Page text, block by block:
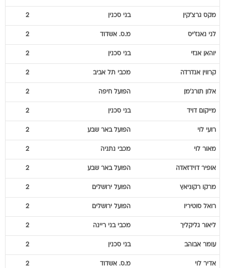
מקס גרצ'קין בני סכנין 2
לני נאנז'יס מ.ס. אשדוד 2
יוהאן אנזי בני סכנין 2
קרווין אנדרדה מכבי תל אביב 2
אלון תורג'מן הפועל חיפה 2
מייקום דויד בני סכנין 2
רועי לוי הפועל באר שבע 2
מאור לוי מכבי נתניה 2
אופיר דוידזאדה הפועל באר שבע 2
מרקו רקוניאץ הפועל ירושלים 2
רואל סוטיריו הפועל ירושלים 2
ליאור גליקליך מכבי בני ריינה 2
עומר אבוהב בני סכנין 2
אדיר לוי מ.ס. אשדוד 2